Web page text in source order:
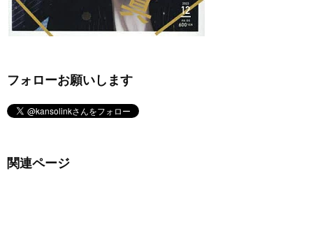
フォローお願いします
関連ページ